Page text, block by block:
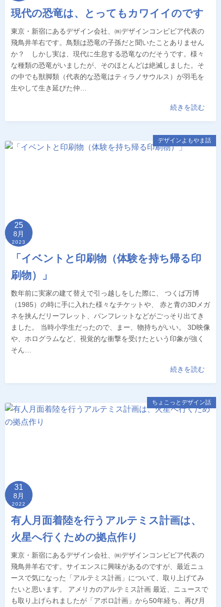
現代の恐竜は、とってもカワイイのです
東京・新宿にあるデザイン会社、㈱デザインコンビビア代表の
飛鳥井羊右です。鳥類は恐竜の子孫だと聞いたことありません
か？ しかし実は、現代に生息する恐竜なのだそうです。様々
な種類の恐竜がいましたが、そのほとんどは絶滅しました。そ
の中でも獣脚類（代表的な恐竜はティラノサウルス）が羽毛を
生やして生き延びた仲…
続きを読む
デザインよもやま話
25
8月
2023
「イベントと印刷物（体験を持ち帰る印
刷物）」
数年前に実家の建て替えで引っ越しをした際に、 つくば万博
（1985）の時に手に入れた様々なチケットや、 赤と青の3Dメガ
ネを挟んだリーフレット、パンフレットなどがごっそり出てき
ました。 当時小学生だったので、まー、物持ちがいい。 3D映像
や、ホログラムなど、視覚的な衝撃を受けたという印象が強く
そん…
続きを読む
ちょこっとデザイン話
31
8月
2022
有人月面着陸を行うアルテミス計画は、
火星へ行くための拠点作り
東京・新宿にあるデザイン会社、㈱デザインコンビビア代表の
飛鳥井羊右です。サイエンスに興味があるのですが、最近ニュ
ースで気になった「アルテミス計画」について、取り上げてみ
たいと思います。 アメリカのアルテミス計画 最近、ニュースで
も取り上げられましたが「アポロ計画」から50年経ち、再び月